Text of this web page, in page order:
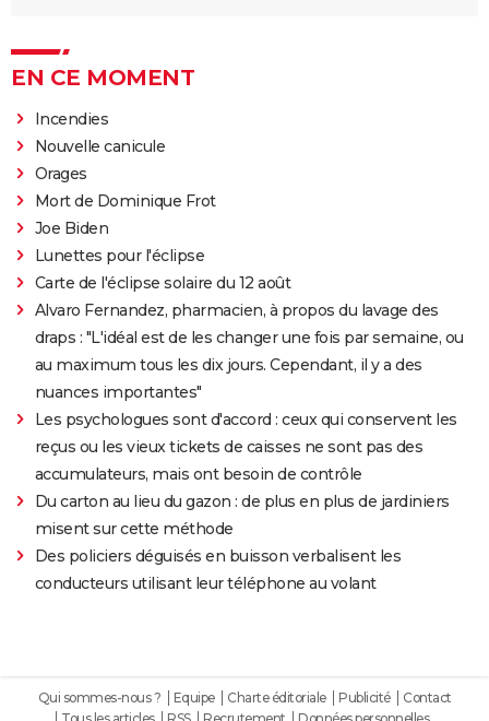
EN CE MOMENT
Incendies
Nouvelle canicule
Orages
Mort de Dominique Frot
Joe Biden
Lunettes pour l'éclipse
Carte de l'éclipse solaire du 12 août
Alvaro Fernandez, pharmacien, à propos du lavage des
draps : "L'idéal est de les changer une fois par semaine, ou
au maximum tous les dix jours. Cependant, il y a des
nuances importantes"
Les psychologues sont d'accord : ceux qui conservent les
reçus ou les vieux tickets de caisses ne sont pas des
accumulateurs, mais ont besoin de contrôle
Du carton au lieu du gazon : de plus en plus de jardiniers
misent sur cette méthode
Des policiers déguisés en buisson verbalisent les
conducteurs utilisant leur téléphone au volant
Qui sommes-nous ? Equipe Charte éditoriale Publicité
Contact